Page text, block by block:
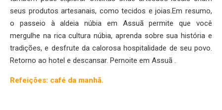
seus produtos artesanais, como tecidos e joias.Em resumo,
o passeio à aldeia núbia em Assuã permite que você
mergulhe na rica cultura núbia, aprenda sobre sua história e
tradições, e desfrute da calorosa hospitalidade de seu povo.
Retorno ao hotel e descansar. Pernoite em Assuã .
Refeições: café da manhã.